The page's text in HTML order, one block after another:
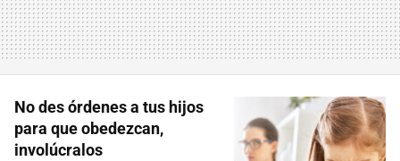
No des órdenes a tus hijos
para que obedezcan,
involúcralos